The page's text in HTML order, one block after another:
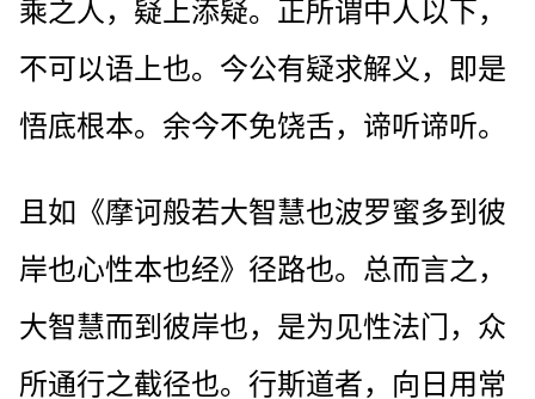
乘之人，疑上添疑。正所谓中人以下，
不可以语上也。今公有疑求解义，即是
悟底根本。余今不免饶舌，谛听谛听。
且如《摩诃般若大智慧也波罗蜜多到彼
岸也心性本也经》径路也。总而言之，
大智慧而到彼岸也，是为见性法门，众
所通行之截径也。行斯道者，向日用常